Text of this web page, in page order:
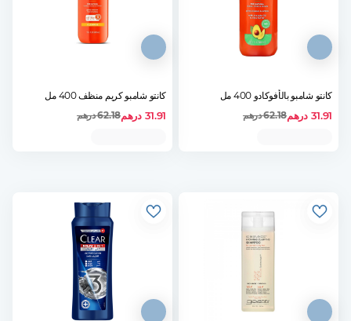
كانتو شامبو بالأفوكادو 400 مل
31.91 درهم62.18درهم
كانتو شامبو كريم منظف 400 مل
31.91 درهم62.18درهم